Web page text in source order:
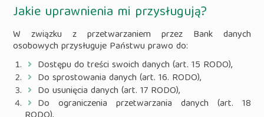
Jakie uprawnienia mi przysługują?
W związku z przetwarzaniem przez Bank danych
osobowych przysługuje Państwu prawo do:
Dostępu do treści swoich danych (art. 15 RODO),
Do sprostowania danych (art. 16. RODO),
Do usunięcia danych (art. 17 RODO),
Do ograniczenia przetwarzania danych (art. 18